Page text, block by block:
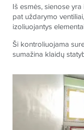
Iš esmės, sienose
patuždarymo ventiliai
izoliuojantys
Ši kontroliuojama
sumažina klaidų